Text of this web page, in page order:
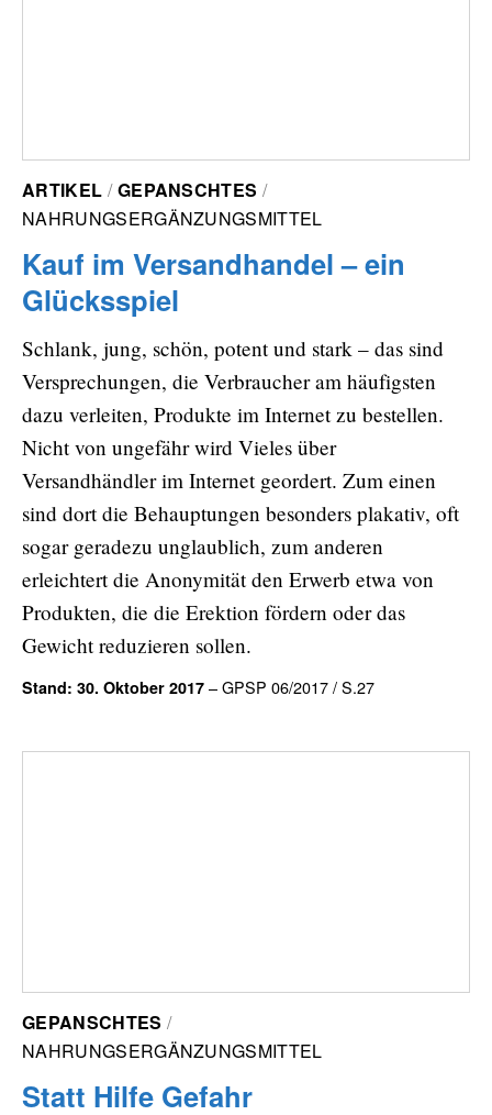
ARTIKEL
GEPANSCHTES
NAHRUNGSERGÄNZUNGSMITTEL
Kauf im Versandhandel – ein
Glücksspiel
Schlank, jung, schön, potent und stark – das sind
Versprechungen, die Verbraucher am häufigsten
dazu verleiten, Produkte im Internet zu bestellen.
Nicht von ungefähr wird Vieles über
Versandhändler im Internet geordert. Zum einen
sind dort die Behauptungen besonders plakativ, oft
sogar geradezu unglaublich, zum anderen
erleichtert die Anonymität den Erwerb etwa von
Produkten, die die Erektion fördern oder das
Gewicht reduzieren sollen.
Stand: 30. Oktober 2017 – GPSP 06/2017 / S.27
GEPANSCHTES
NAHRUNGSERGÄNZUNGSMITTEL
Statt Hilfe Gefahr